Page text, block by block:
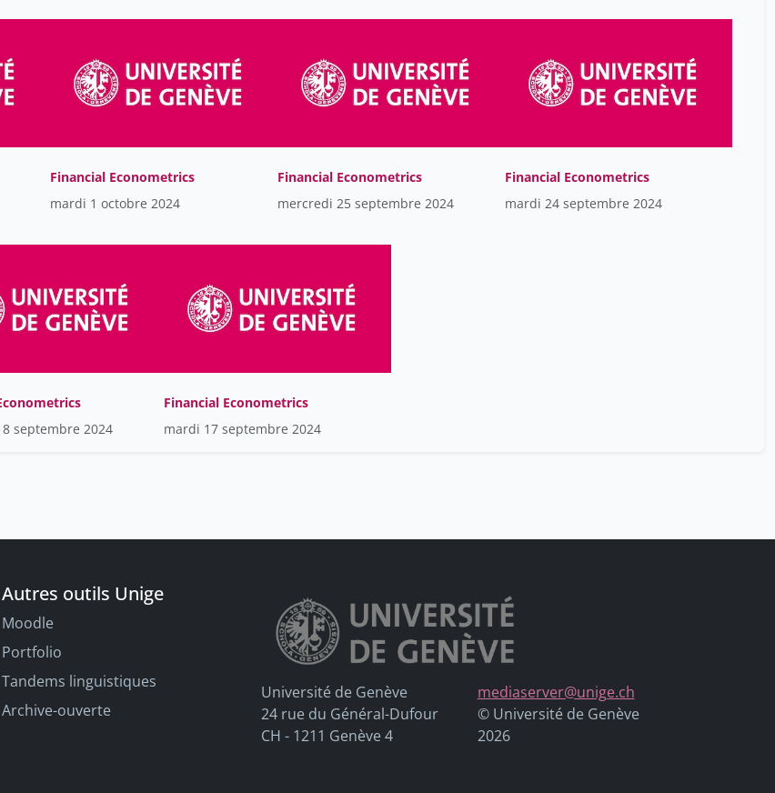
Financial Econometrics
mardi 1 octobre 2024
Financial Econometrics
mercredi 25 septembre 2024
Financial Econometrics
mardi 24 septembre 2024
septembre 2024
Financial Econometrics
mardi 17 septembre 2024
Autres outils Unige
Moodle
Portfolio
Tandems linguistiques
Archive-ouverte
Université de Genève
24 rue du Général-Dufour
CH - 1211 Genève 4
mediaserver@unige.ch
© Université de Genève
2026